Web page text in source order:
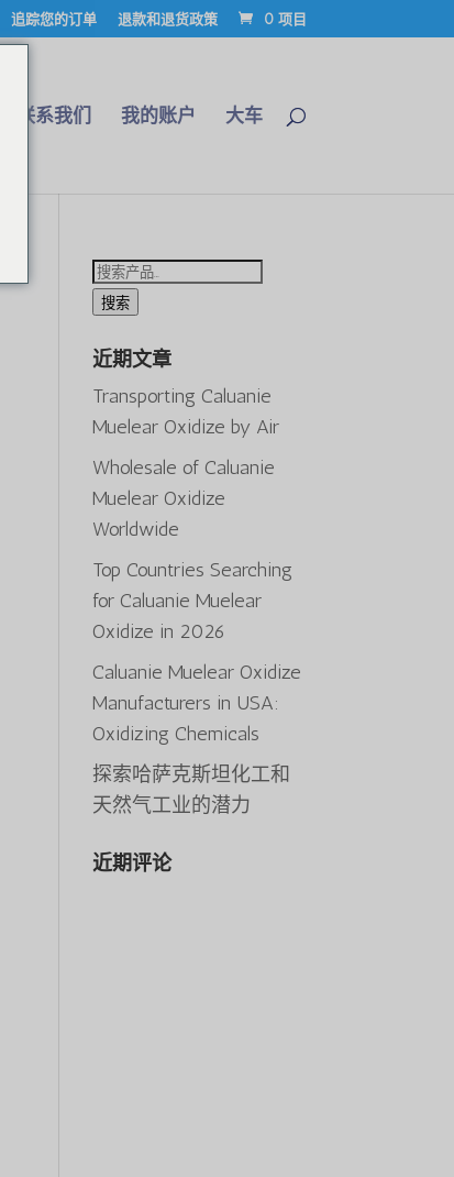
追踪您的订单 退款和退货政策 0 项目
联系我们 我的账户 大车
搜
索：
搜索
近期文章
Transporting Caluanie
Muelear Oxidize by Air
Wholesale of Caluanie
Muelear Oxidize
Worldwide
Top Countries Searching
for Caluanie Muelear
Oxidize in 2026
Caluanie Muelear Oxidize
Manufacturers in USA:
Oxidizing Chemicals
探索哈萨克斯坦化工和
天然气工业的潜力
近期评论